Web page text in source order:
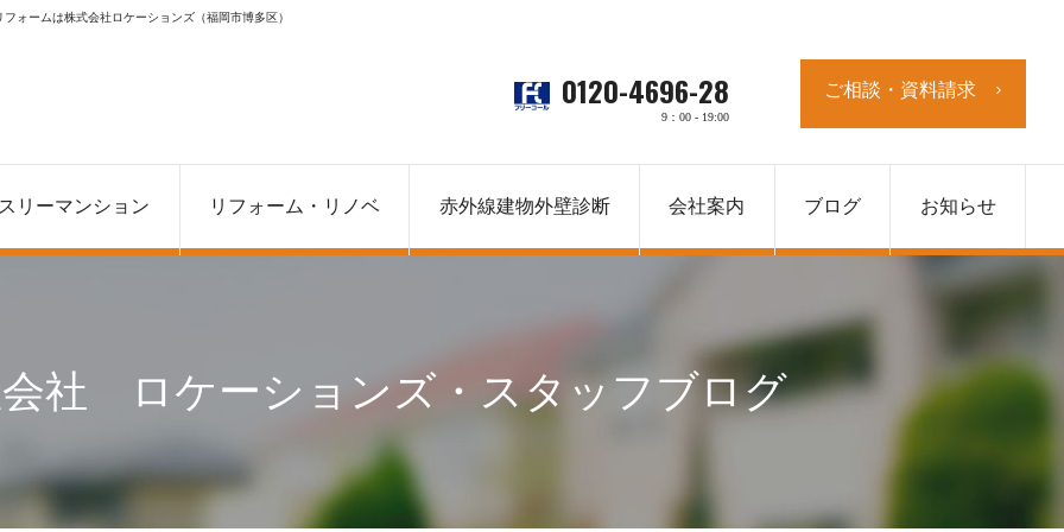
ォームは株式会社ロケーションズ（福岡市博多区）
0120-4696-28
9：00 - 19:00
ご相談・資料請求
リーマンション リフォーム・リノベ 赤外線建物外壁診断 会社案内 ブログ お知らせ
社 ロケーションズ・スタッフブログ